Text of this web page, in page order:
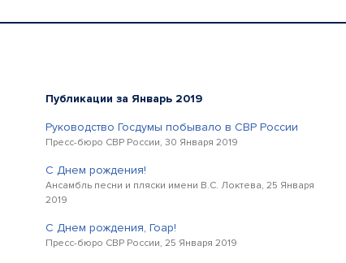
Публикации за Январь 2019
Руководство Госдумы побывало в СВР России
Пресс-бюро СВР России, 30 Января 2019
С Днем рождения!
Ансамбль песни и пляски имени В.С. Локтева, 25 Января
2019
С Днем рождения, Гоар!
Пресс-бюро СВР России, 25 Января 2019